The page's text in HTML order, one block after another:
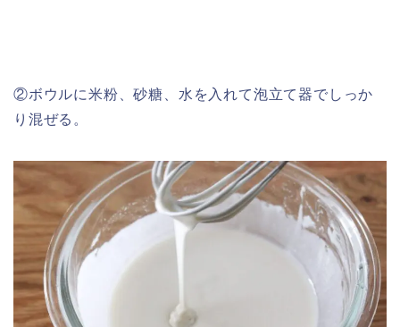
②ボウルに米粉、砂糖、水を入れて泡立て器でしっか
り混ぜる。